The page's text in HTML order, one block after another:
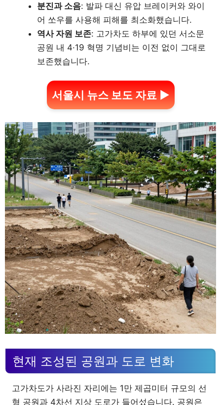
분진과 소음: 발파 대신 유압 브레이커와 와이
어 쏘우를 사용해 피해를 최소화했습니다.
역사 자원 보존: 고가차도 하부에 있던 서소문
공원 내 4·19 혁명 기념비는 이전 없이 그대로
보존했습니다.
서울시 뉴스 보도 자료 ▶
현재 조성된 공원과 도로 변화
고가차도가 사라진 자리에는 1만 제곱미터 규모의 선
형 공원과 4차선 지상 도로가 들어섰습니다. 공원은